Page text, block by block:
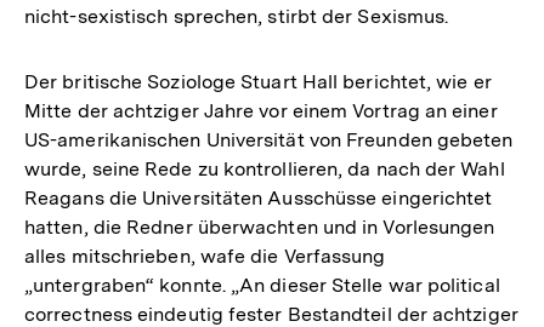
nicht-sexistisch sprechen, stirbt der Sexismus.
Der britische Soziologe Stuart Hall berichtet, wie er
Mitte der achtziger Jahre vor einem Vortrag an einer
US-amerikanischen Universität von Freunden gebeten
wurde, seine Rede zu kontrollieren, da nach der Wahl
Reagans die Universitäten Ausschüsse eingerichtet
hatten, die Redner überwachten und in Vorlesungen
alles mitschrieben, wafe die Verfassung
„untergraben“ konnte. „An dieser Stelle war political
correctness eindeutig fester Bestandteil der achtziger